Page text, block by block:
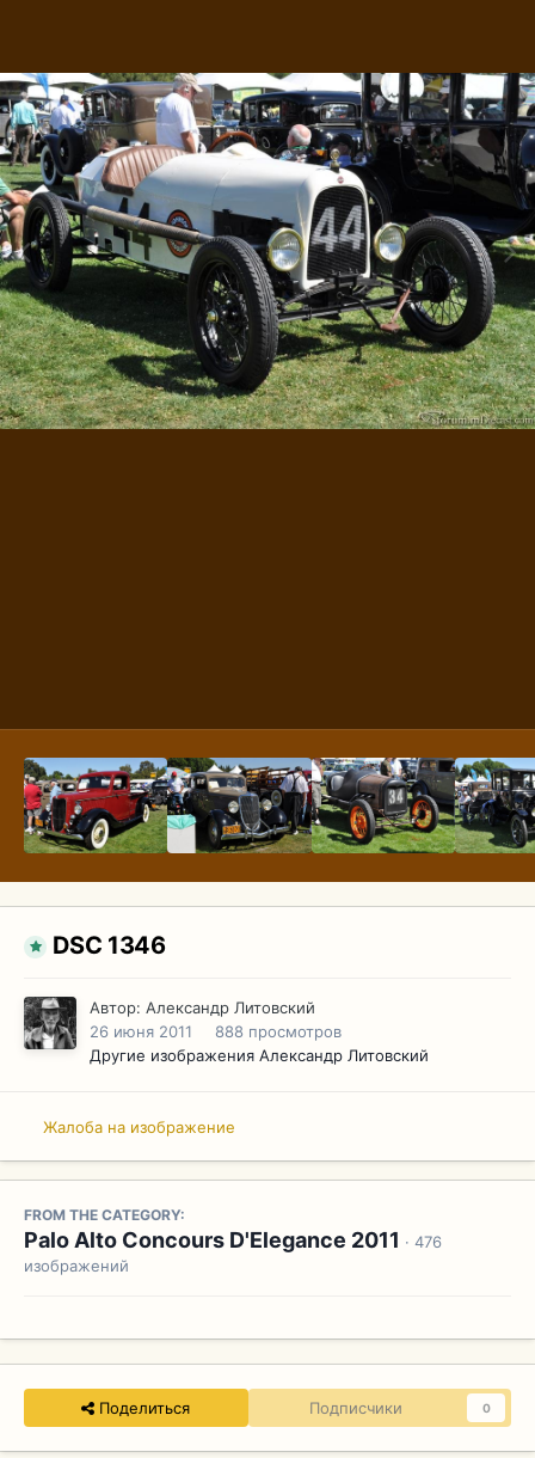
DSC 1346
Автор: Александр Литовский
26 июня 2011
888 просмотров
Другие изображения Александр Литовский
Жалоба на изображение
FROM THE CATEGORY:
Palo Alto Concours D'Elegance 2011 · 476
изображений
Поделиться Подписчики 0